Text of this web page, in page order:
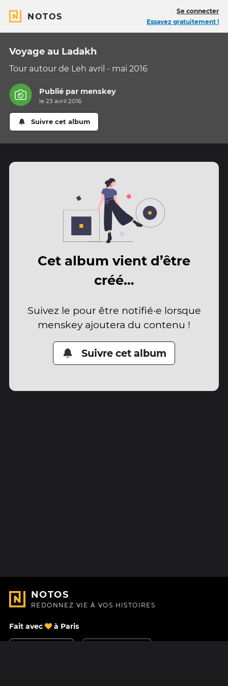
NOTOS
Se connecter
Essayez gratuitement !
Voyage au Ladakh
Tour autour de Leh avril - mai 2016
Publié par menskey
le 23 avril 2016
Suivre cet album
Cet album vient d’être
créé…
Suivez le pour être notifié·e lorsque
menskey ajoutera du contenu !
Suivre cet album
NOTOS
REDONNEZ VIE À VOS HISTOIRES
Fait avec à Paris